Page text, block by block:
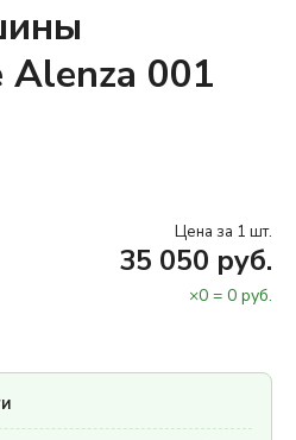
001
Цена за 1 шт.
35 050 руб.
×0 = 0 руб.